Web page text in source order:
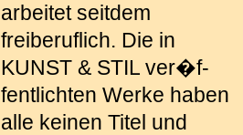
arbeitet seitdem
freiberuflich. Die in
KUNST & STIL ver�f­
fentlichten Werke haben
alle keinen Titel und